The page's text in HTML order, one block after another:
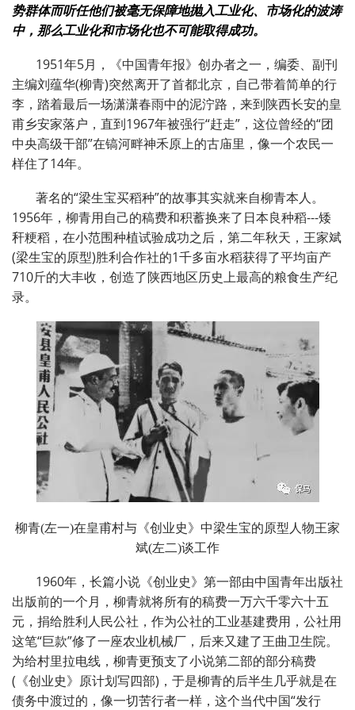
势群体而听任他们被毫无保障地抛入工业化、市场化的波涛
中，那么工业化和市场化也不可能取得成功。
1951年5月，《中国青年报》创办者之一，编委、副刊
主编刘蕴华(柳青)突然离开了首都北京，自己带着简单的行
李，踏着最后一场潇潇春雨中的泥泞路，来到陕西长安的皇
甫乡安家落户，直到1967年被强行“赶走” ，这位曾经的“团
中央高级干部”在镐河畔神禾原上的古庙里，像一个农民一
样住了14年。
著名的“梁生宝买稻种”的故事其实就来自柳青本人。
1956年，柳青用自己的稿费和积蓄换来了日本良种稻---矮
秆粳稻，在小范围种植试验成功之后，第二年秋天，王家斌
(梁生宝的原型)胜利合作社的1千多亩水稻获得了平均亩产
710斤的大丰收，创造了陕西地区历史上最高的粮食生产纪
录。
柳青(左一)在皇甫村与《创业史》中梁生宝的原型人物王家
斌(左二)谈工作
1960年，长篇小说《创业史》第一部由中国青年出版社
出版前的一个月，柳青就将所有的稿费一万六千零六十五
元，捐给胜利人民公社，作为公社的工业基建费用，公社用
这笔“巨款”修了一座农业机械厂，后来又建了王曲卫生院。
为给村里拉电线，柳青更预支了小说第二部的部分稿费
( 《创业史》原计划写四部) ，于是柳青的后半生几乎就是在
债务中渡过的，像一切苦行者一样，这个当代中国“发行